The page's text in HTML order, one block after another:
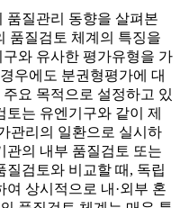
품질관리 동향을 살펴본
품질검토 체계의 특징을
와 유사한 평가유형을 가
우에도 분권형평가에 대
요 목적으로 설정하고 있
는 유엔기구와 같이 제
관리의 일환으로 실시하
관의 내부 품질검토 또는
질검토와 비교할 때, 독립
상시적으로 내·외부 혼